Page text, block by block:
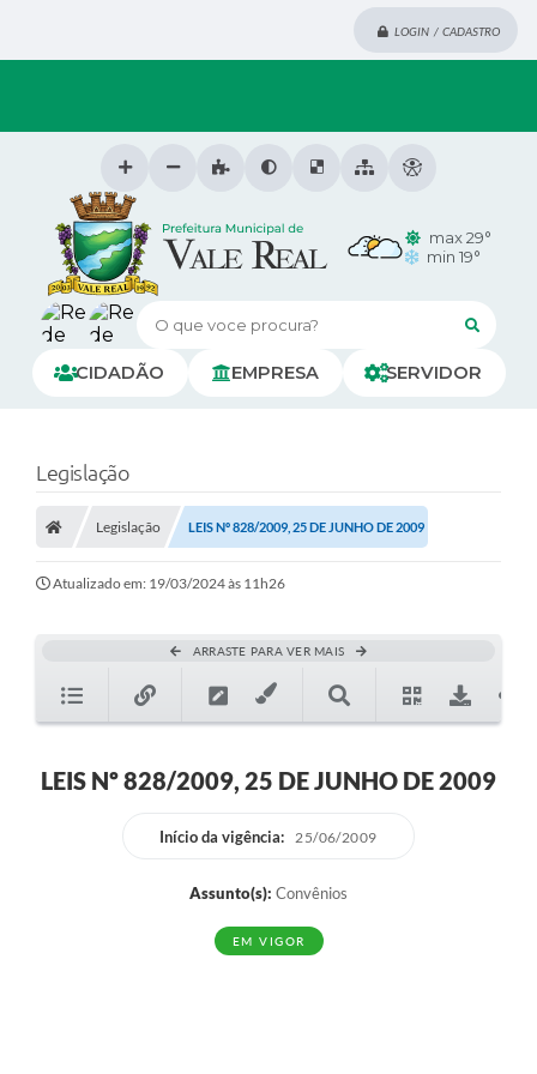
LOGIN / CADASTRO
O que voce procura?
CIDADÃO EMPRESA SERVIDOR
max 29°
min 19°
Legislação
Legislação LEIS Nº 828/2009, 25 DE JUNHO DE 2009
Atualizado em: 19/03/2024 às 11h26
ARRASTE PARA VER MAIS
LEIS Nº 828/2009, 25 DE JUNHO DE 2009
Início da vigência: 25/06/2009
Assunto(s): Convênios
EM VIGOR